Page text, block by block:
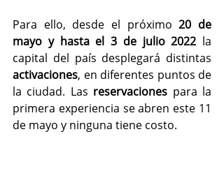
Para ello, desde el próximo 20 de
mayo y hasta el 3 de julio 2022 la
activaciones, en diferentes puntos de
la ciudad. Las reservaciones para la
primera experiencia se abren este 11
de mayo y ninguna tiene costo.